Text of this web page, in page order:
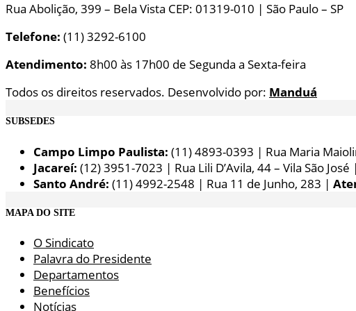
Rua Abolição, 399 – Bela Vista CEP: 01319-010 | São Paulo – SP
Telefone: (11) 3292-6100
Atendimento: 8h00 às 17h00 de Segunda a Sexta-feira
Todos os direitos reservados. Desenvolvido por: Manduá
SUBSEDES
Campo Limpo Paulista: (11) 4893-0393 | Rua Maria
Jacareí: (12) 3951-7023 | Rua Lili D’Avila, 44 – Vila São José |
Santo André: (11) 4992-2548 | Rua 11 de Junho, 283 |
MAPA DO SITE
O Sindicato
Palavra do Presidente
Departamentos
Benefícios
Notícias